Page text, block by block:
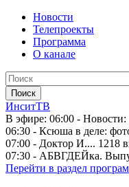
Новости
Телепроекты
Программа
О канале
ИнситТВ
В эфире: 06:00 - Новости:
06:30 - Ксюша в деле:
07:00 - Доктор И.... 1218
07:30 - АБВГДЕЙка.
Перейти в раздел